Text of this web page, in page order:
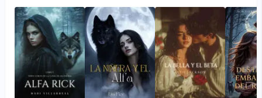
imposible aunque siento que nos dara una
sorpresa de traición
entienda y
interesante
en los
Indicando q